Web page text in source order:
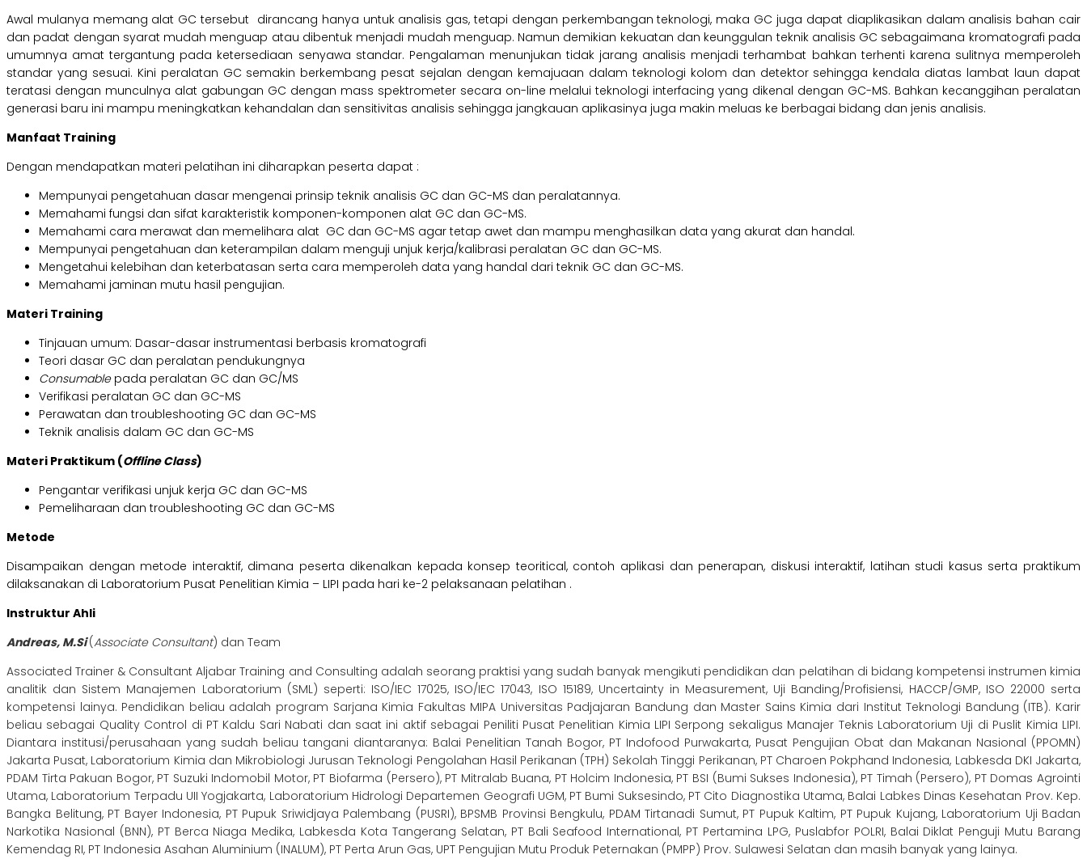
Awal mulanya memang alat GC tersebut dirancang hanya untuk analisis gas, tetapi dengan perkembangan teknologi, maka GC juga dapat diaplikasikan dalam analisis bahan cair
dan padat dengan syarat mudah menguap atau dibentuk menjadi mudah menguap. Namun demikian kekuatan dan keunggulan teknik analisis GC sebagaimana kromatografi pada
umumnya amat tergantung pada ketersediaan senyawa standar. Pengalaman menunjukan tidak jarang analisis menjadi terhambat bahkan terhenti karena sulitnya memperoleh
standar yang sesuai. Kini peralatan GC semakin berkembang pesat sejalan dengan kemajuaan dalam teknologi kolom dan detektor sehingga kendala diatas lambat laun dapat
teratasi dengan munculnya alat gabungan GC dengan mass spektrometer secara on-line melalui teknologi interfacing yang dikenal dengan GC-MS. Bahkan kecanggihan peralatan
generasi baru ini mampu meningkatkan kehandalan dan sensitivitas analisis sehingga jangkauan aplikasinya juga makin meluas ke berbagai bidang dan jenis analisis.
Manfaat Training
Dengan mendapatkan materi pelatihan ini diharapkan peserta dapat :
Mempunyai pengetahuan dasar mengenai prinsip teknik analisis GC dan GC-MS dan peralatannya.
Memahami fungsi dan sifat karakteristik komponen-komponen alat GC dan GC-MS.
Memahami cara merawat dan memelihara alat GC dan GC-MS agar tetap awet dan mampu menghasilkan data yang akurat dan handal.
Mempunyai pengetahuan dan keterampilan dalam menguji unjuk kerja/kalibrasi peralatan GC dan GC-MS.
Mengetahui kelebihan dan keterbatasan serta cara memperoleh data yang handal dari teknik GC dan GC-MS.
Memahami jaminan mutu hasil pengujian.
Materi Training
Tinjauan umum: Dasar-dasar instrumentasi berbasis kromatografi
Teori dasar GC dan peralatan pendukungnya
Consumablepada peralatan GC dan GC/MS
Verifikasi peralatan GC dan GC-MS
Perawatan dan troubleshooting GC dan GC-MS
Teknik analisis dalam GC dan GC-MS
Materi Praktikum (Offline Class)
Pengantar verifikasi unjuk kerja GC dan GC-MS
Pemeliharaan dan troubleshooting GC dan GC-MS
Metode
Disampaikan dengan metode interaktif, dimana peserta dikenalkan kepada konsep teoritical, contoh aplikasi dan penerapan, diskusi interaktif, latihan studi kasus serta praktikum
dilaksanakan di Laboratorium Pusat Penelitian Kimia – LIPI pada hari ke-2 pelaksanaan pelatihan .
Instruktur Ahli
Andreas, M.Si(Associate Consultant) dan Team
Associated Trainer & Consultant Aljabar Training and Consulting adalah seorang praktisi yang sudah banyak mengikuti pendidikan dan pelatihan di bidang kompetensi instrumen kimia
analitik dan Sistem Manajemen Laboratorium (SML) seperti: ISO/IEC 17025, ISO/IEC 17043, ISO 15189, Uncertainty in Measurement, Uji Banding/Profisiensi, HACCP/GMP, ISO 22000 serta
kompetensi lainya. Pendidikan beliau adalah program Sarjana Kimia Fakultas MIPA Universitas Padjajaran Bandung dan Master Sains Kimia dari Institut Teknologi Bandung (ITB). Karir
beliau sebagai Quality Control di PT Kaldu Sari Nabati dan saat ini aktif sebagai Peniliti Pusat Penelitian Kimia LIPI Serpong sekaligus Manajer Teknis Laboratorium Uji di Puslit Kimia LIPI.
Diantara institusi/perusahaan yang sudah beliau tangani diantaranya: Balai Penelitian Tanah Bogor, PT Indofood Purwakarta, Pusat Pengujian Obat dan Makanan Nasional (PPOMN)
Jakarta Pusat, Laboratorium Kimia dan Mikrobiologi Jurusan Teknologi Pengolahan Hasil Perikanan (TPH) Sekolah Tinggi Perikanan, PT Charoen Pokphand Indonesia, Labkesda DKI Jakarta,
PDAM Tirta Pakuan Bogor, PT Suzuki Indomobil Motor, PT Biofarma (Persero), PT Mitralab Buana, PT Holcim Indonesia, PT BSI (Bumi Sukses Indonesia), PT Timah (Persero), PT Domas Agrointi
Utama, Laboratorium Terpadu UII Yogjakarta, Laboratorium Hidrologi Departemen Geografi UGM, PT Bumi Suksesindo, PT Cito Diagnostika Utama, Balai Labkes Dinas Kesehatan Prov. Kep.
Bangka Belitung, PT Bayer Indonesia, PT Pupuk Sriwidjaya Palembang (PUSRI), BPSMB Provinsi Bengkulu, PDAM Tirtanadi Sumut, PT Pupuk Kaltim, PT Pupuk Kujang, Laboratorium Uji Badan
Narkotika Nasional (BNN), PT Berca Niaga Medika, Labkesda Kota Tangerang Selatan, PT Bali Seafood International, PT Pertamina LPG, Puslabfor POLRI, Balai Diklat Penguji Mutu Barang
Kemendag RI, PT Indonesia Asahan Aluminium (INALUM), PT Perta Arun Gas, UPT Pengujian Mutu Produk Peternakan (PMPP) Prov. Sulawesi Selatan dan masih banyak yang lainya.